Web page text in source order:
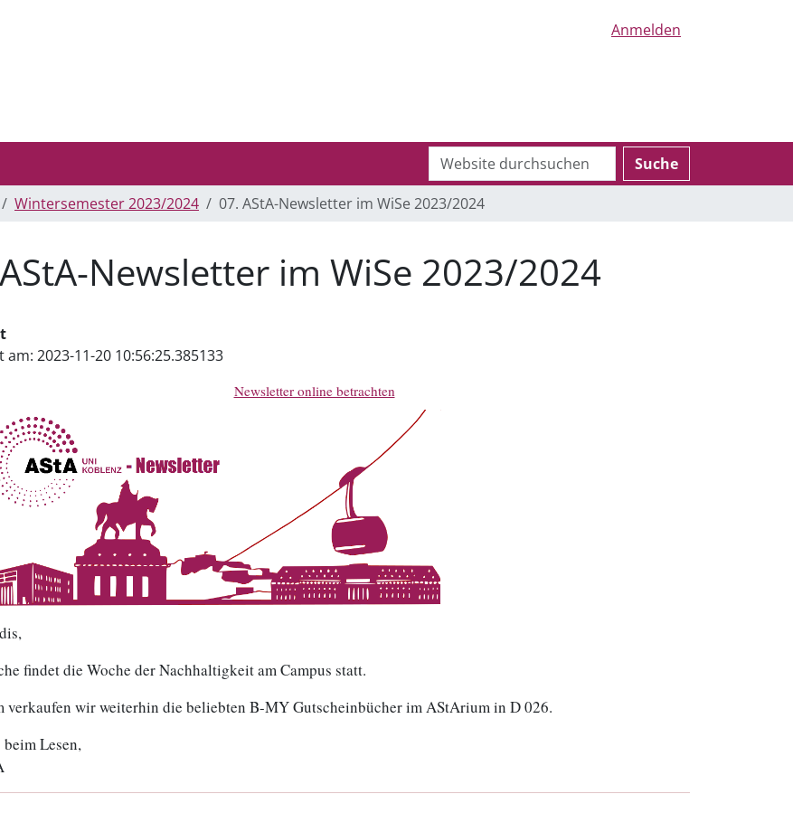
Anmelden
Website
durchsuchen
Suche
Erweiterte
Suche…
Wintersemester 2023/2024 07. AStA-Newsletter im WiSe 2023/2024
Newsletter im WiSe 2023/2024
am: 2023-11-20 10:56:25.385133
Newsletter online betrachten
findet die Woche der Nachhaltigkeit am Campus statt.
verkaufen wir weiterhin die beliebten B-MY Gutscheinbücher im AStArium in D 026.
Lesen,